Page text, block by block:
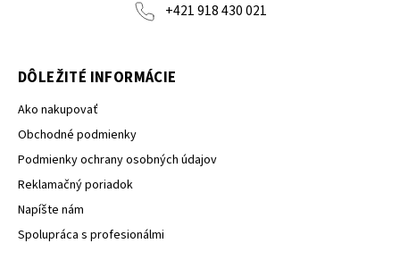
+421 918 430 021
DÔLEŽITÉ INFORMÁCIE
Ako nakupovať
Obchodné podmienky
Podmienky ochrany osobných údajov
Reklamačný poriadok
Napíšte nám
Spolupráca s profesionálmi